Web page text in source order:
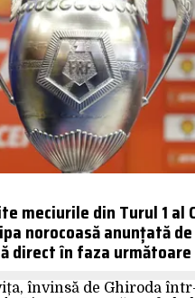
meciurile din Turul 1 al
norocoasă anunțată de
direct în faza următoare